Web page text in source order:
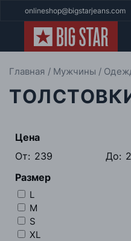
onlineshop@bigstarjeans.com
Главная Мужчины
Цена
От:
До:
Размер
L
M
S
XL